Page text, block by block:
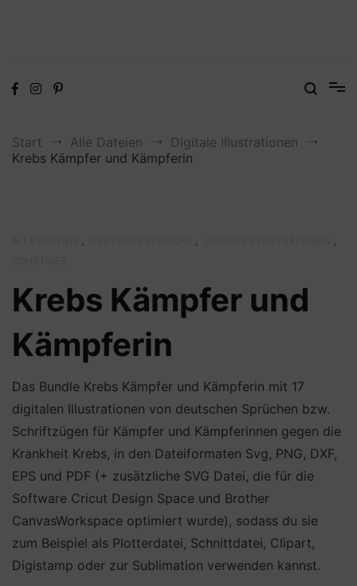
Start Alle Dateien
Digitale Illustrationen
Krebs Kämpfer und Kämpferin
, ,
,
Krebs Kämpfer und
Kämpferin
Das Bundle Krebs Kämpfer und Kämpferin mit 17
digitalen Illustrationen von deutschen Sprüchen bzw.
Schriftzügen für Kämpfer und Kämpferinnen gegen die
Krankheit Krebs, in den Dateiformaten Svg, PNG, DXF,
EPS und PDF (+ zusätzliche SVG Datei, die für die
Software Cricut Design Space und Brother
CanvasWorkspace optimiert wurde), sodass du sie
zum Beispiel als Plotterdatei, Schnittdatei, Clipart,
Digistamp oder zur Sublimation verwenden kannst.